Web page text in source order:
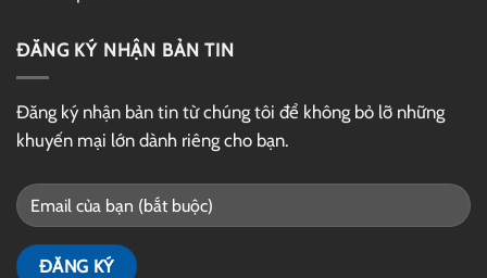
ĐĂNG KÝ NHẬN BẢN TIN
Đăng ký nhận bản tin từ chúng tôi để không bỏ lỡ những
khuyến mại lớn dành riêng cho bạn.